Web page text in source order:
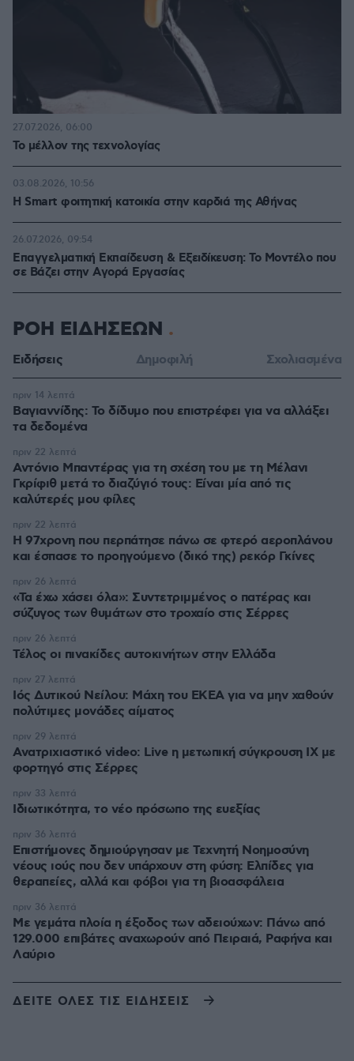
Το μέλλον της τεχνολογίας
27.07.2026, 06:00
Η Smart φοιτητική κατοικία στην καρδιά της Αθήνας
03.08.2026, 10:56
Επαγγελματική Εκπαίδευση & Εξειδίκευση: Το Mοντέλο που
σε Bάζει στην Aγορά Eργασίας
26.07.2026, 09:54
ΡΟΗ ΕΙΔΗΣΕΩΝ
Ειδήσεις Δημοφιλή Σχολιασμένα
Βαγιαννίδης: Το δίδυμο που επιστρέφει για να αλλάξει
τα δεδομένα
πριν 14 λεπτά
Αντόνιο Μπαντέρας για τη σχέση του με τη Μέλανι
Γκρίφιθ μετά το διαζύγιό τους: Είναι μία από τις
καλύτερές μου φίλες
πριν 22 λεπτά
Η 97χρονη που περπάτησε πάνω σε φτερό αεροπλάνου
και έσπασε το προηγούμενο (δικό της) ρεκόρ Γκίνες
πριν 22 λεπτά
«Τα έχω χάσει όλα»: Συντετριμμένος ο πατέρας και
σύζυγος των θυμάτων στο τροχαίο στις Σέρρες
πριν 26 λεπτά
Τέλος οι πινακίδες αυτοκινήτων στην Ελλάδα
πριν 26 λεπτά
Ιός Δυτικού Νείλου: Μάχη του ΕΚΕΑ για να μην χαθούν
πολύτιμες μονάδες αίματος
πριν 27 λεπτά
Ανατριχιαστικό video: Live η μετωπική σύγκρουση ΙΧ με
φορτηγό στις Σέρρες
πριν 29 λεπτά
Ιδιωτικότητα, το νέο πρόσωπο της ευεξίας
πριν 33 λεπτά
Επιστήμονες δημιούργησαν με Τεχνητή Νοημοσύνη
νέους ιούς που δεν υπάρχουν στη φύση: Ελπίδες για
θεραπείες, αλλά και φόβοι για τη βιοασφάλεια
πριν 36 λεπτά
Με γεμάτα πλοία η έξοδος των αδειούχων: Πάνω από
129.000 επιβάτες αναχωρούν από Πειραιά, Ραφήνα και
Λαύριο
πριν 36 λεπτά
ΔΕΙΤΕ ΟΛΕΣ ΤΙΣ ΕΙΔΗΣΕΙΣ